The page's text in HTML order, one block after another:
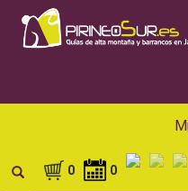
0 0